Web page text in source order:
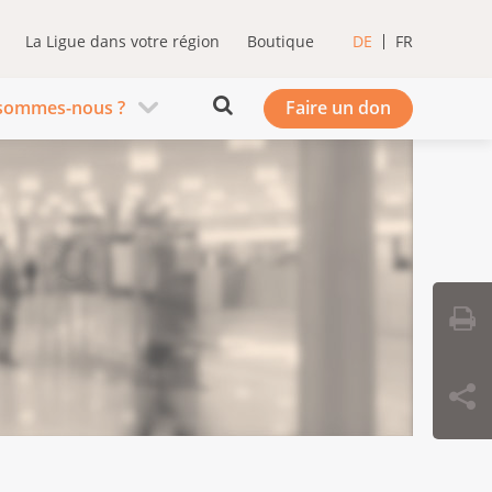
La Ligue dans votre région Boutique DE FR
nous ? Faire un don